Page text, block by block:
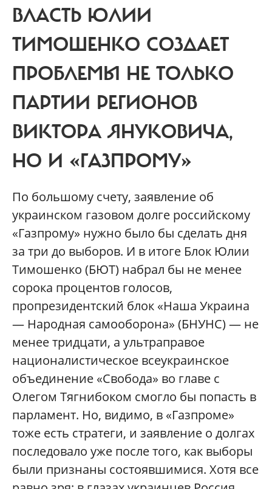
ВЛАСТЬ ЮЛИИ
ТИМОШЕНКО СОЗДАЕТ
ПРОБЛЕМЫ НЕ ТОЛЬКО
ПАРТИИ РЕГИОНОВ
ВИКТОРА ЯНУКОВИЧА,
НО И «ГАЗПРОМУ»
По большому счету, заявление об
украинском газовом долге российскому
«Газпрому» нужно было бы сделать дня
за три до выборов. И в итоге Блок Юлии
Тимошенко (БЮТ) набрал бы не менее
сорока процентов голосов,
пропрезидентский блок «Наша Украина
— Народная самооборона» (БНУНС) — не
менее тридцати, а ультраправое
националистическое всеукраинское
объединение «Свобода» во главе с
Олегом Тягнибоком смогло бы попасть в
парламент. Но, видимо, в «Газпроме»
тоже есть стратеги, и заявление о долгах
последовало уже после того, как выборы
были признаны состоявшимися. Хотя все